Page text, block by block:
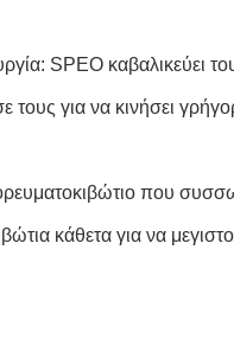
SPEO καβαλικεύει
τους για να κινήσει
που
κάθετα για να